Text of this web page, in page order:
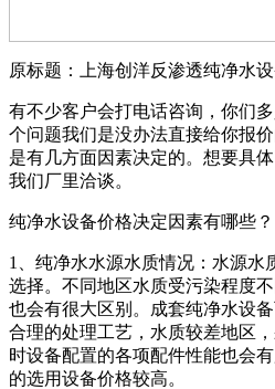
原标题：上海创洋反渗透纯净水
有不少客户会打电话咨询，你们
个问题我们是没办法直接给你报
是有几方面因素决定的。想要具
我们厂里洽谈。
纯净水设备价格决定因素有哪些？
1、纯净水水源水质情况：水源水
选择。不同地区水质受污染程度
也会有很大区别。成套纯净水设
合理的处理工艺，水质较差地区
时设备配置的各项配件性能也会
的选用设备价格较高。